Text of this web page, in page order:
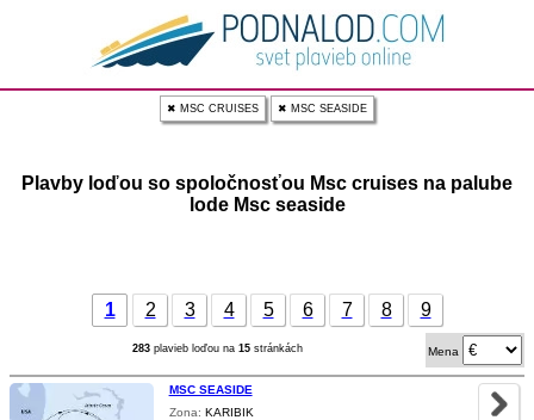
✖ MSC CRUISES ✖ MSC SEASIDE
Plavby loďou so spoločnosťou Msc cruises na palube
lode Msc seaside
1 2 3 4 5 6 7 8 9
283 plavieb loďou na 15 stránkách Mena
MSC SEASIDE
Zona: KARIBIK